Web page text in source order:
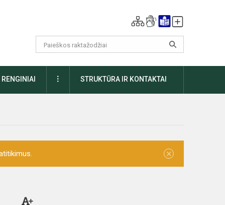
RENGINIAI DAUGIAUSTRUKTŪRA IR KONTAKTAI
×